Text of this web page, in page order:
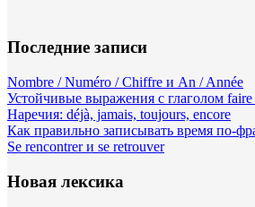
Последние записи
Nombre / Numéro / Chiffre и An / Année
Устойчивые выражения с глаголом
Наречия: déjà, jamais, toujours, encore
Как правильно записывать время по-
Se rencontrer и se retrouver
Новая лексика